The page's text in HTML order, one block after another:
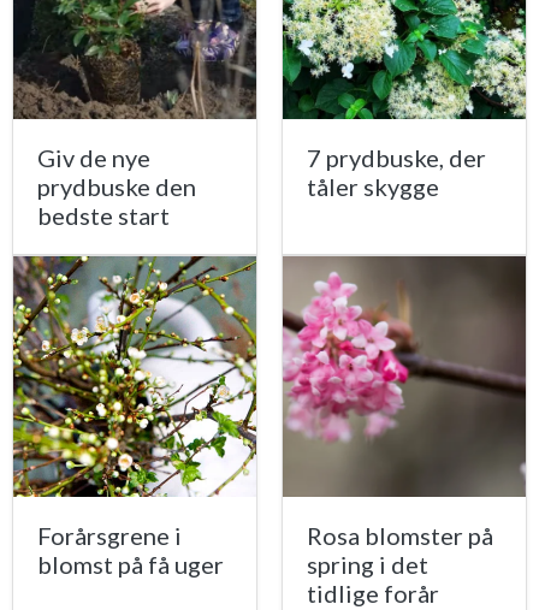
Giv de nye
prydbuske den
bedste start
7 prydbuske, der
tåler skygge
Forårsgrene i
blomst på få uger
Rosa blomster på
spring i det
tidlige forår